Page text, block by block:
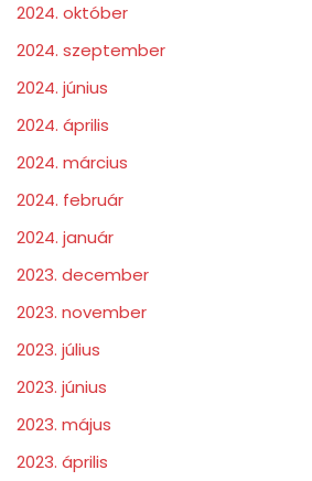
2024. október
2024. szeptember
2024. június
2024. április
2024. március
2024. február
2024. január
2023. december
2023. november
2023. július
2023. június
2023. május
2023. április